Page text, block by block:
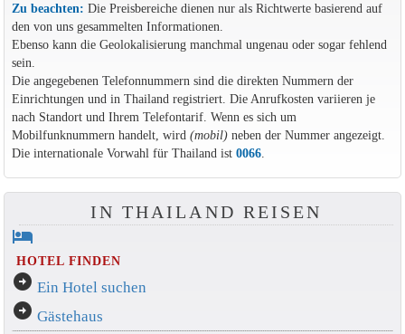
Zu beachten: Die Preisbereiche dienen nur als Richtwerte basierend auf
den von uns gesammelten Informationen.
Ebenso kann die Geolokalisierung manchmal ungenau oder sogar fehlend
sein.
Die angegebenen Telefonnummern sind die direkten Nummern der
Einrichtungen und in Thailand registriert. Die Anrufkosten variieren je
nach Standort und Ihrem Telefontarif. Wenn es sich um
Mobilfunknummern handelt, wird (mobil)neben der Nummer angezeigt.
Die internationale Vorwahl für Thailand ist 0066.
IN THAILAND REISEN
hotel
HOTEL FINDEN
arrow_circle_right Ein Hotel suchen
arrow_circle_right Gästehaus